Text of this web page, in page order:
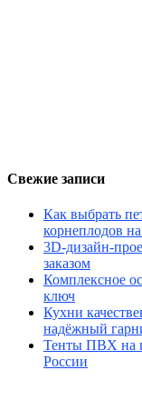
Свежие записи
Как выбрать
корнеплодов
3D-дизайн-
заказом
Комплексное
ключ
Кухни
надёжный
Тенты ПВХ на
России